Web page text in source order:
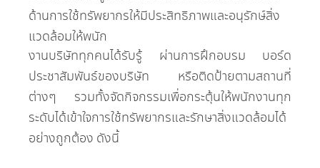
ด้านการใช้ทรัพยากรให้มีประสิทธิภาพและอนุรักษ์สิ่ง
แวดล้อมให้พนัก
งานบริษัททุกคนได้รับรู้ ผ่านการฝึกอบรม บอร์ด
ประชาสัมพันธ์ของบริษัท หรือติดป้ายตามสถานที่
ต่างๆ รวมทั้งจัดกิจกรรมเพื่อกระตุ้นให้พนักงานทุก
ระดับได้เข้าใจการใช้ทรัพยากรและรักษาสิ่งแวดล้อมได้
อย่างถูกต้อง ดังนี้